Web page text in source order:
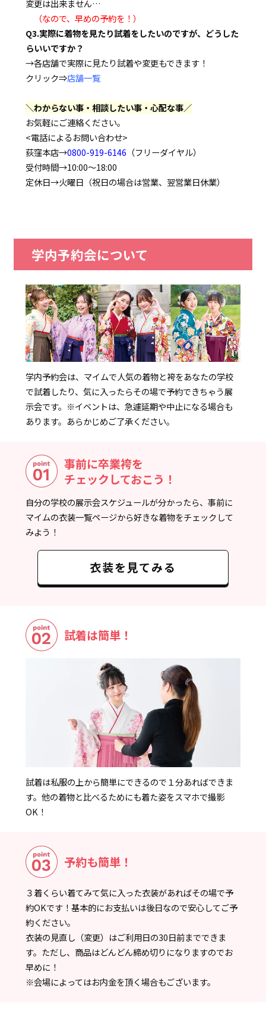
変更は出来ません…
（なので、早めの予約を！）
Q3.実際に着物を見たり試着をしたいのですが、どうした
らいいですか？
→各店舗で実際に見たり試着や変更もできます！
クリック⇒店舗一覧
＼わからない事・相談したい事・心配な事／
お気軽にご連絡ください。
<電話によるお問い合わせ>
荻窪本店→0800-919-6146 （フリーダイヤル）
受付時間→10:00～18:00
定休日→火曜日（祝日の場合は営業、翌営業日休業）
学内予約会について
学内予約会は、マイムで人気の着物と袴をあなたの学校
で試着したり、気に入ったらその場で予約できちゃう展
示会です。 ※イベントは、急遽延期や中止になる場合も
あります。あらかじめご了承ください。
事前に卒業袴を
チェックしておこう！
自分の学校の展示会スケジュールが分かったら、事前に
マイムの衣装一覧ページから好きな着物をチェックして
みよう！
衣装を見てみる
試着は簡単！
試着は私服の上から簡単にできるので１分あればできま
す。他の着物と比べるためにも着た姿をスマホで撮影
OK！
予約も簡単！
３着くらい着てみて気に入った衣装があればその場で予
約OKです！基本的にお支払いは後日なので安心してご予
約ください。
衣装の見直し（変更）はご利用日の30日前までできま
す。ただし、商品はどんどん締め切りになりますのでお
早めに！
※会場によってはお内金を頂く場合もございます。